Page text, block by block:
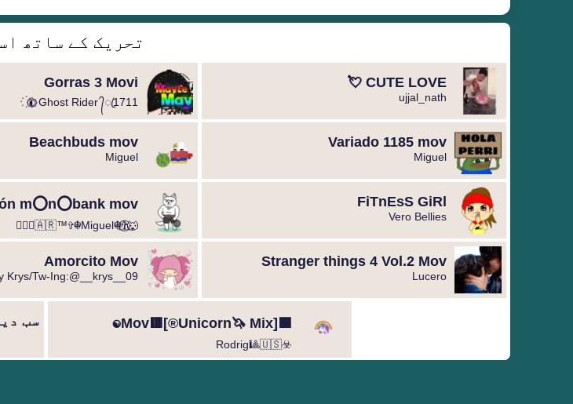
تحریک کے ساتھ
CUTE LOVE 💘
ujjal_nath
Gorras 3 Movi
Ghost Rider ᭄ꦿ1711 ◐⃢⃟꙰
Variado 1185 mov
Miguel ️
Beachbuds mov
Miguel ️
FiTnEsS GiRl
Vero Bellies
m⭕n⭕bank mov
🐺⃝⃒⃤⁩⁩✞☬Miguel☬✞⁨⁨⁨⃟⋮⃟🇦🇷™
Stranger things 4 Vol.2 Mov
Lucero
Amorcito Mov
Krys/Tw-Ing:@__krys__09
🟪[Unicorn🦄 Mix®️]🟥Mov☯️
☣️Rodrig🎱🇺🇸
سب